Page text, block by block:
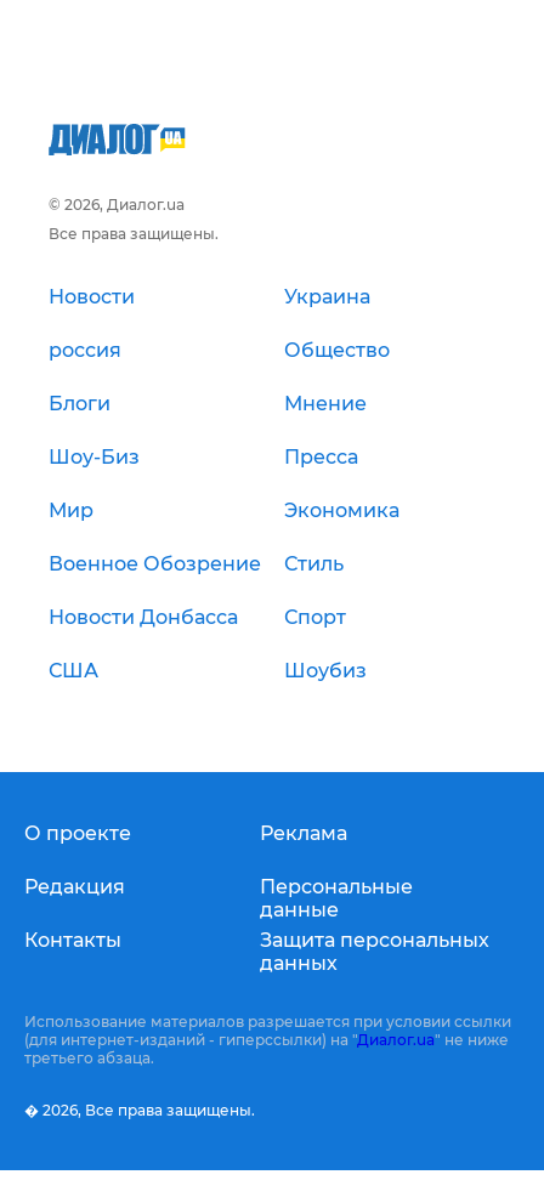
© 2026, Диалог.ua
Все права защищены.
Новости Украина
россия Общество
Блоги Мнение
Шоу-Биз Пресса
Мир Экономика
Военное Обозрение Стиль
Новости Донбасса Спорт
США Шоубиз
О проекте
Редакция
Контакты
Реклама
Персональные
данные
Защита персональных
данных
Использование материалов разрешается при условии ссылки
(для интернет-изданий - гиперссылки) на "Диалог.ua" не ниже
третьего абзаца.
� 2026, Все права защищены.